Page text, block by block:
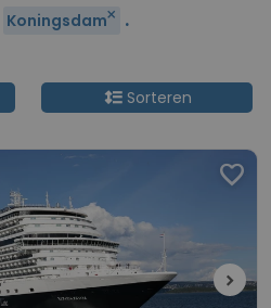
Koningsdamclose .
format_line_spacingSorteren
favorite
chevron_right